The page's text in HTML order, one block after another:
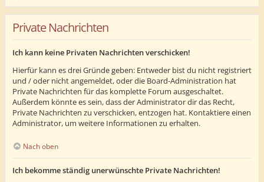
Private Nachrichten
Ich kann keine Privaten Nachrichten verschicken!
Hierfür kann es drei Gründe geben: Entweder bist du nicht registriert
und / oder nicht angemeldet, oder die Board-Administration hat
Private Nachrichten für das komplette Forum ausgeschaltet.
Außerdem könnte es sein, dass der Administrator dir das Recht,
Private Nachrichten zu verschicken, entzogen hat. Kontaktiere einen
Administrator, um weitere Informationen zu erhalten.
Nach oben
Ich bekomme ständig unerwünschte Private Nachrichten!